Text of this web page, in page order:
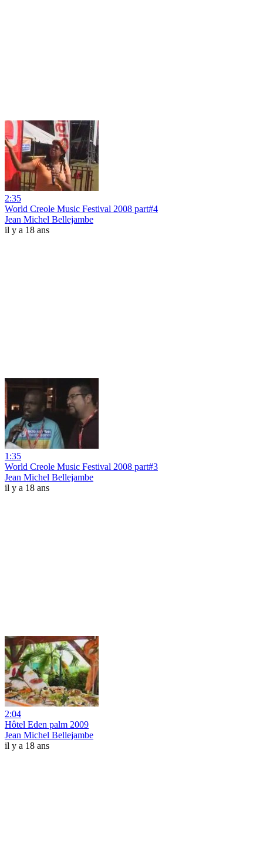
2:35
World Creole Music Festival 2008 part#4
Jean Michel Bellejambe
il y a 18 ans
1:35
World Creole Music Festival 2008 part#3
Jean Michel Bellejambe
il y a 18 ans
2:04
Hôtel Eden palm 2009
Jean Michel Bellejambe
il y a 18 ans